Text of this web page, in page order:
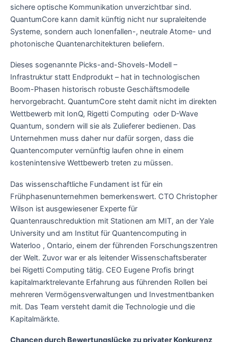
sichere optische Kommunikation unverzichtbar sind.
QuantumCore kann damit künftig nicht nur supraleitende
Systeme, sondern auch Ionenfallen-, neutrale Atome- und
photonische Quantenarchitekturen beliefern.
Dieses sogenannte Picks-and-Shovels-Modell –
Infrastruktur statt Endprodukt – hat in technologischen
Boom-Phasen historisch robuste Geschäftsmodelle
hervorgebracht. QuantumCore steht damit nicht im direkten
Wettbewerb mit IonQ, Rigetti Computing oder D-Wave
Quantum, sondern will sie als Zulieferer bedienen. Das
Unternehmen muss daher nur dafür sorgen, dass die
Quantencomputer vernünftig laufen ohne in einem
kostenintensive Wettbewerb treten zu müssen.
Das wissenschaftliche Fundament ist für ein
Frühphasenunternehmen bemerkenswert. CTO Christopher
Wilson ist ausgewiesener Experte für
Quantenrauschreduktion mit Stationen am MIT, an der Yale
University und am Institut für Quantencomputing in
Waterloo , Ontario, einem der führenden Forschungszentren
der Welt. Zuvor war er als leitender Wissenschaftsberater
bei Rigetti Computing tätig. CEO Eugene Profis bringt
kapitalmarktrelevante Erfahrung aus führenden Rollen bei
mehreren Vermögensverwaltungen und Investmentbanken
mit. Das Team versteht damit die Technologie und die
Kapitalmärkte.
Chancen durch Bewertungslücke zu privater Konkurenz